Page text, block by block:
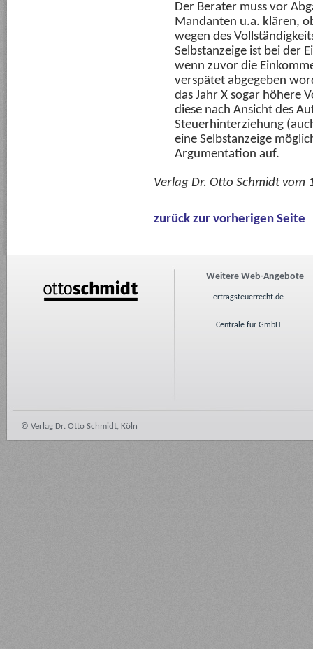
Der Berater muss vor
Mandanten u.a. klären,
wegen des
Selbstanzeige ist bei der
wenn zuvor die
verspätet abgegeben
das Jahr X sogar höhere
diese nach Ansicht des
Steuerhinterziehung
eine Selbstanzeige
Argumentation auf.
Verlag Dr. Otto Schmidt vom
zurück zur vorherigen Seite
Weitere Web-Angebote
ertragsteuerrecht.de
Centrale für GmbH
© Verlag Dr. Otto Schmidt, Köln